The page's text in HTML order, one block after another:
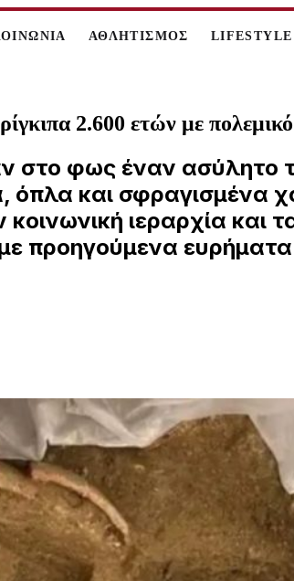
ΑΘΛΗΤΙΣΜΟΣ LIFESTYLE
2.600 ετών με
στο φως έναν ασύλητο
όπλα και σφραγισμένα
ιεραρχία και
προηγούμενα